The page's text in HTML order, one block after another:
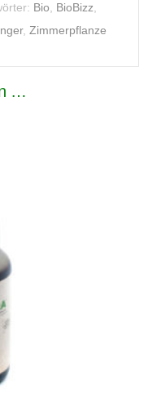
Bio, BioBizz,
, Zimmerpflanze
…